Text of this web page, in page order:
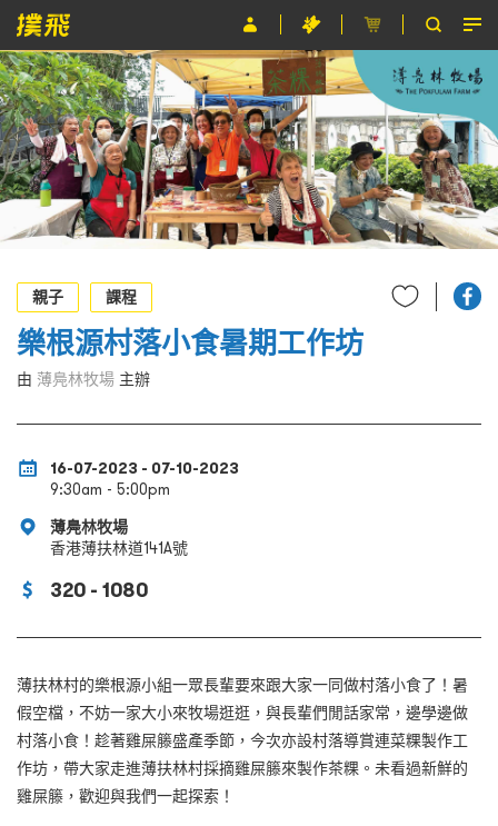
節目
主辦單位
關於撲飛
條款及細則
EN
親子
課程
樂根源村落小食暑期工作坊
由 薄鳧林牧場 主辦
16-07-2023 - 07-10-2023
9:30am - 5:00pm
薄鳧林牧場
香港薄扶林道141A號
320 - 1080
薄扶林村的樂根源小組一眾長輩要來跟大家一同做村落小食了！暑
假空檔，不妨一家大小來牧場逛逛，與長輩們閒話家常，邊學邊做
村落小食！趁著雞屎籐盛產季節，今次亦設村落導賞連菜粿製作工
作坊，帶大家走進薄扶林村採摘雞屎籐來製作茶粿。未看過新鮮的
雞屎籐，歡迎與我們一起探索！